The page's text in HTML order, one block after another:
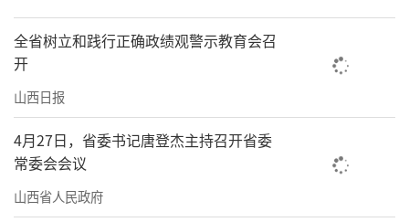
物”特色的金融手段，能够为企业设备更新提
供灵活、便捷且低成本的金融支持。
省政协委员、山西卓越晋商融资租赁有限
公司董事长曹立强表示，将围绕大规模设备更
新行动积极拓展业务，以满足企业设备更新的
融资需求。“作为一家从事融资租赁的民营企
业，我们将进一步发挥融资租赁行业的优势，
全省树立和践行正确政绩观警示教育会召
开
山西日报
4月27日，省委书记唐登杰主持召开省委
常委会会议
山西省人民政府